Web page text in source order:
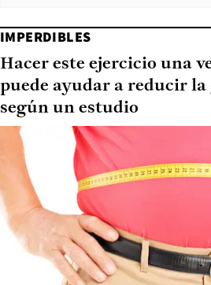
IMPERDIBLES
Hacer este ejercicio una
puede ayudar a reducir
según un estudio